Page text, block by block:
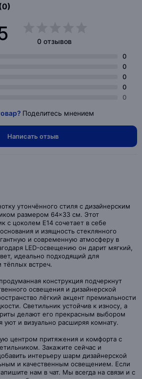
0 отзывов
0
0
0
0
0
Поделитесь мнением
Написать отзыв
утончённого стиля с дизайнерским
размером 64×33 см. Этот
с цоколем E14 сочетает в себе
и изящность стеклянного
и современную атмосферу в
LED-освещению он дарит мягкий,
идеально подходящий для
встреч.
конструкция подчеркнут
освещения и дизайнерской
лёгкий акцент премиальности
Светильник устойчив к износу, а
делают его прекрасным выбором
уют и визуально расширяя комнату.
центром притяжения и комфорта с
Закажите сейчас и
интерьеру шарм дизайнерской
и качественным освещением. Если
нам в чат. Мы всегда на связи и с